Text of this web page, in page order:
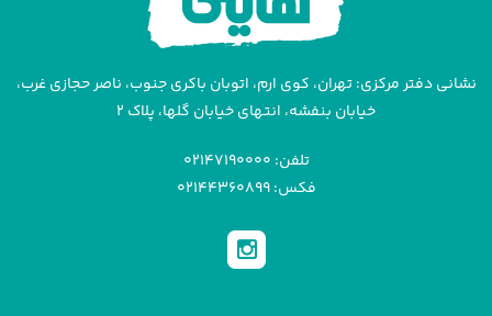
نشانی دفتر مرکزی: تهران، کوی ارم، اتوبان باکری جنوب، ناصر حجازی غرب،
خیابان بنفشه، انتهای خیابان گلها، پلاک ۲
تلفن: ۰۲۱۴۷۱۹۰۰۰۰
فکس: ۰۲۱۴۴۳۶۰۸۹۹